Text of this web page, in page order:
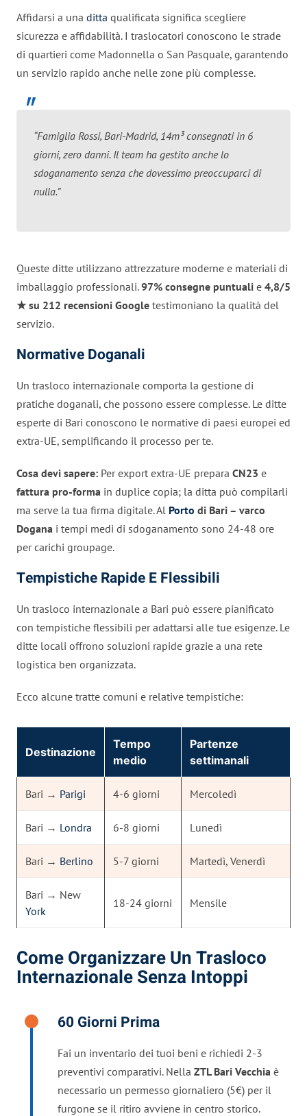
Affidarsi a una ditta qualificata significa scegliere
sicurezza e affidabilità. I traslocatori conoscono le strade
di quartieri come Madonnella o San Pasquale, garantendo
un servizio rapido anche nelle zone più complesse.
“Famiglia Rossi, Bari-Madrid, 14m³ consegnati in 6
giorni, zero danni. Il team ha gestito anche lo
sdoganamento senza che dovessimo preoccuparci di
nulla.”
Queste ditte utilizzano attrezzature moderne e materiali di
imballaggio professionali.97% consegne puntuali e 4,8/5
★ su 212 recensioni Google testimoniano la qualità del
servizio.
Normative Doganali
Un trasloco internazionale comporta la gestione di
pratiche doganali, che possono essere complesse. Le ditte
esperte di Bari conoscono le normative di paesi europei ed
extra-UE, semplificando il processo per te.
Cosa devi sapere: Per export extra-UE prepara CN23 e
fattura pro-forma in duplice copia; la ditta può compilarli
ma serve la tua firma digitale. Al Porto di Bari – varco
Dogana i tempi medi di sdoganamento sono 24-48 ore
per carichi groupage.
Tempistiche Rapide E Flessibili
Un trasloco internazionale a Bari può essere pianificato
con tempistiche flessibili per adattarsi alle tue esigenze. Le
ditte locali offrono soluzioni rapide grazie a una rete
logistica ben organizzata.
Ecco alcune tratte comuni e relative tempistiche:
Destinazione
Tempo
medio
Partenze
settimanali
Bari → Parigi 4-6 giorni Mercoledì
Bari → Londra 6-8 giorni Lunedì
Bari → Berlino 5-7 giorni Martedì, Venerdì
Bari → New
York
18-24 giorni Mensile
Come Organizzare Un Trasloco
Internazionale Senza Intoppi
60 Giorni Prima
Fai un inventario dei tuoi beni e richiedi 2-3
preventivi comparativi. Nella ZTL Bari Vecchia è
necessario un permesso giornaliero (5€) per il
furgone se il ritiro avviene in centro storico.